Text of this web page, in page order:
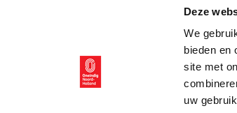
Deze
We
bieden en
site met
uw